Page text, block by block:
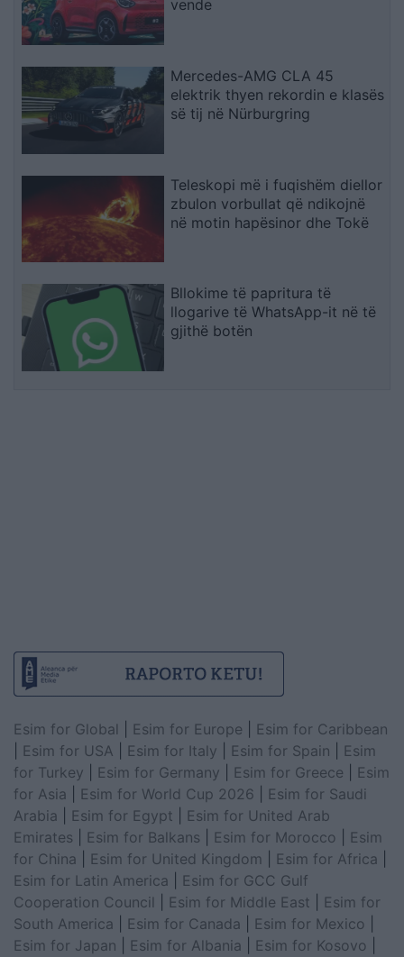
vende
Mercedes-AMG CLA 45
elektrik thyen rekordin e klasës
së tij në Nürburgring
Teleskopi më i fuqishëm diellor
zbulon vorbullat që ndikojnë
në motin hapësinor dhe Tokë
Bllokime të papritura të
llogarive të WhatsApp-it në të
gjithë botën
Esim for Global Esim for Europe
Esim for Caribbean
Esim for USA Esim for Italy Esim for Spain
Esim
for Turkey
Esim for Germany Esim for Greece
Esim
for Asia
Esim for World Cup 2026
Esim for Saudi
Arabia
Esim for Egypt
Esim for United Arab
Emirates
Esim for Balkans Esim for Morocco
Esim
for China
Esim for United Kingdom Esim for Africa
Esim for Latin America
Esim for GCC Gulf
Cooperation Council
Esim for Middle East
Esim for
South America
Esim for Canada Esim for Mexico
Esim for Japan
Esim for Albania Esim for Kosovo